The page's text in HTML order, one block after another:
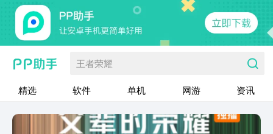
王者荣耀
精选 软件 单机 网游 资讯